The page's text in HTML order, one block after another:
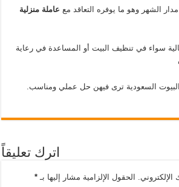
الشهر وهو ما يوفره التعاقد مع عاملة منزلية
سواء في تنظيف البيت أو المساعدة في رعاية
البيوت السعودية ترى فيهن حل عملي ومناسب.
اترك تعليقاً
الحقول الإلزامية مشار إليها بـ*